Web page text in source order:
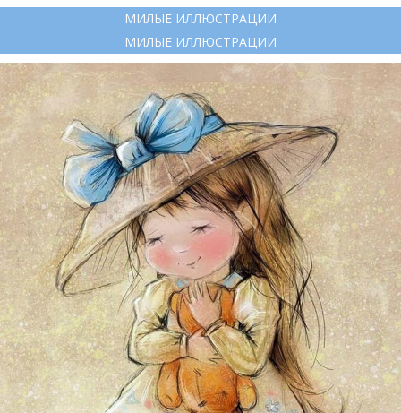
МИЛЫЕ ИЛЛЮСТРАЦИИ
МИЛЫЕ ИЛЛЮСТРАЦИИ